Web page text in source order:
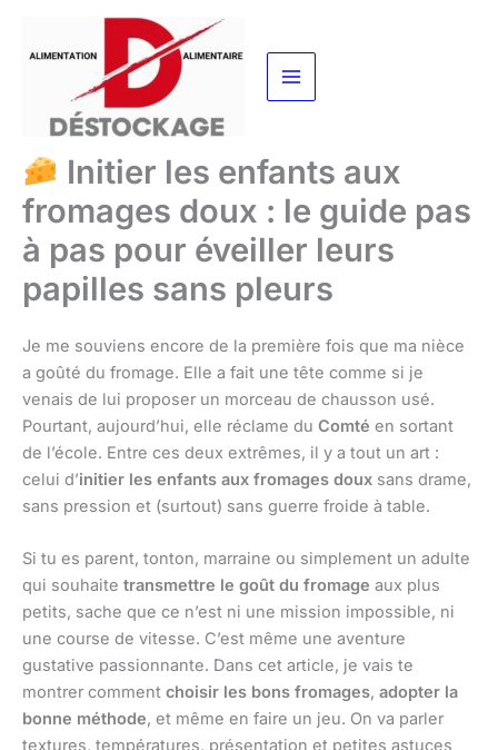
contenu
Initier les enfants aux
fromages doux : le guide pas
à pas pour éveiller leurs
papilles sans pleurs
Je me souviens encore de la première fois que ma nièce
a goûté du fromage. Elle a fait une tête comme si je
venais de lui proposer un morceau de chausson usé.
Pourtant, aujourd’hui, elle réclame du Comté en sortant
de l’école. Entre ces deux extrêmes, il y a tout un art :
celui d’initier les enfants aux fromages doux sans drame,
sans pression et (surtout) sans guerre froide à table.
Si tu es parent, tonton, marraine ou simplement un adulte
qui souhaite transmettre le goût du fromage aux plus
petits, sache que ce n’est ni une mission impossible, ni
une course de vitesse. C’est même une aventure
gustative passionnante. Dans cet article, je vais te
montrer comment choisir les bons fromages, adopter la
bonne méthode, et même en faire un jeu. On va parler
textures, températures, présentation et petites astuces